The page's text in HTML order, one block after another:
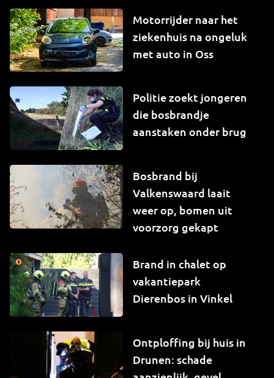
Motorrijder naar het
ziekenhuis na ongeluk
met auto in Oss
Politie zoekt jongeren
die bosbrandje
aanstaken onder brug
Bosbrand bij
Valkenswaard laait
weer op, bomen uit
voorzorg gekapt
Brand in chalet op
vakantiepark
Dierenbos in Vinkel
Ontploffing bij huis in
Drunen: schade